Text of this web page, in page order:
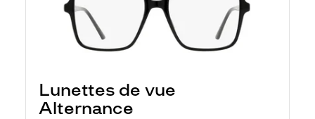
Lunettes de vue
Alternance